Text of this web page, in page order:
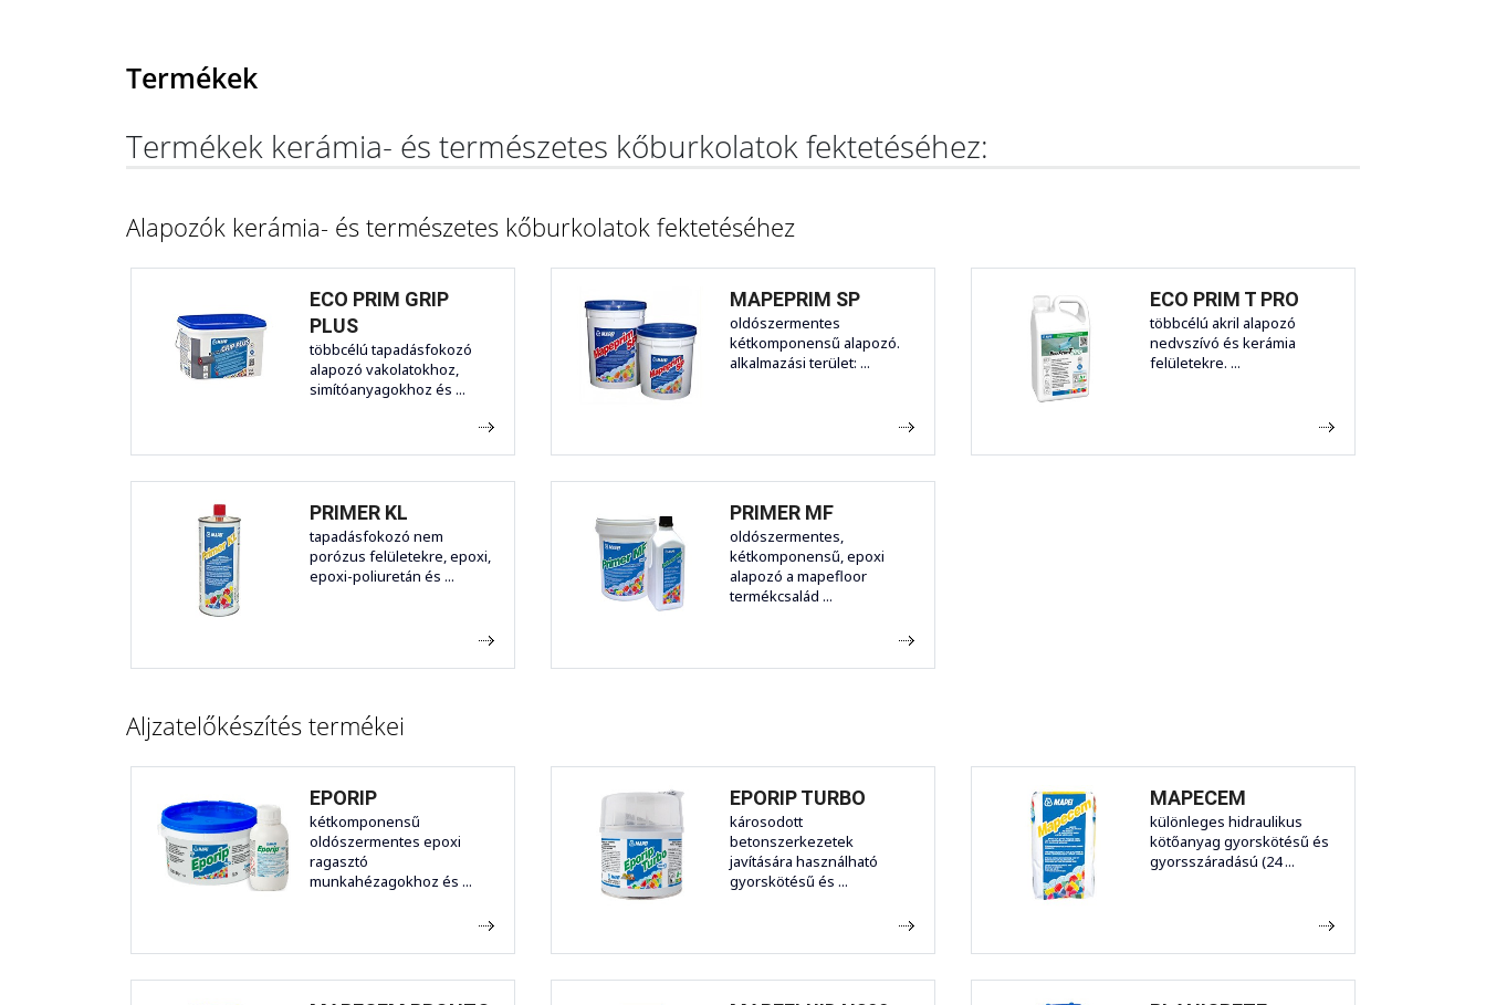
Termékek
Termékek kerámia- és természetes kőburkolatok fektetéséhez:
Alapozók kerámia- és természetes kőburkolatok fektetéséhez
ECO PRIM GRIP
PLUS
többcélú tapadásfokozó
alapozó vakolatokhoz,
simítóanyagokhoz és ...
MAPEPRIM SP
oldószermentes
kétkomponensű alapozó.
alkalmazási terület: ...
ECO PRIM T PRO
többcélú akril alapozó
nedvszívó és kerámia
felületekre. ...
PRIMER KL
tapadásfokozó nem
porózus felületekre, epoxi,
epoxi-poliuretán és ...
PRIMER MF
oldószermentes,
kétkomponensű, epoxi
alapozó a mapefloor
termékcsalád ...
Aljzatelőkészítés termékei
EPORIP
kétkomponensű
oldószermentes epoxi
ragasztó
munkahézagokhoz és ...
EPORIP TURBO
károsodott
betonszerkezetek
javítására használható
gyorskötésű és ...
MAPECEM
különleges hidraulikus
kötőanyag gyorskötésű és
gyorsszáradású (24 ...